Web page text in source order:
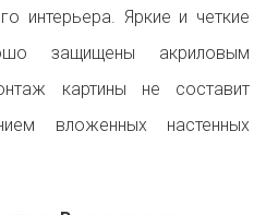
интерьера. Яркие и четкие
защищены акриловым
картины не составит
вложенных настенных